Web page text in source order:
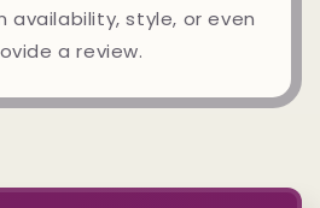
availability, style, or even
a review.